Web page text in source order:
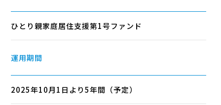
ひとり親家庭居住支援第1号ファンド
運用期間
2025年10月1日より5年間（予定）